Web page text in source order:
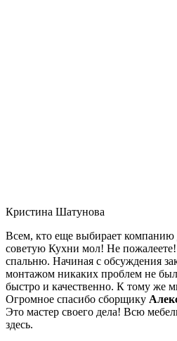
Кристина Шатунова
Всем, кто еще выбирает компанию
советую Кухни мол! Не
спальню. Начиная с обсуждения
монтажом никаких проблем не
быстро и качественно. К тому же
Огромное спасибо сборщику
Это мастер своего дела! Всю
здесь.